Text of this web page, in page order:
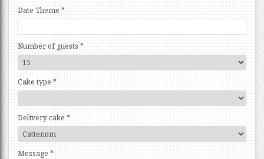
Date Theme *
Number of guests *
Cake type *
Delivery cake *
Message *